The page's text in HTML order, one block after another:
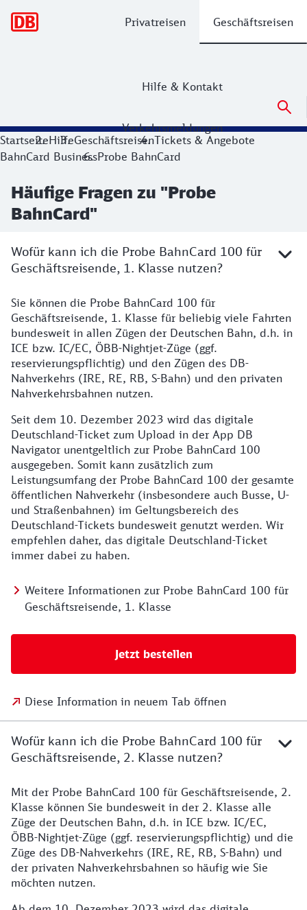
Privatreisen Geschäftsreisen
Hilfe & Kontakt
Verkehrsmeldungen
StartseiteHilfeGeschäftsreisenTickets & Angebote
BahnCard BusinessProbe BahnCard
Häufige Fragen zu "Probe
BahnCard"
Wofür kann ich die Probe BahnCard 100 für
Geschäftsreisende, 1. Klasse nutzen?
Sie können die Probe BahnCard 100 für
Geschäftsreisende, 1. Klasse für beliebig viele Fahrten
bundesweit in allen Zügen der Deutschen Bahn, d.h. in
ICE bzw. IC/EC, ÖBB-Nightjet-Züge (ggf.
reservierungspflichtig) und den Zügen des DB-
Nahverkehrs (IRE, RE, RB, S-Bahn) und den privaten
Nahverkehrsbahnen nutzen.
Seit dem 10. Dezember 2023 wird das digitale
Deutschland-Ticket zum Upload in der App DB
Navigator unentgeltlich zur Probe BahnCard 100
ausgegeben. Somit kann zusätzlich zum
Leistungsumfang der Probe BahnCard 100 der gesamte
öffentlichen Nahverkehr (insbesondere auch Busse, U-
und Straßenbahnen) im Geltungsbereich des
Deutschland-Tickets bundesweit genutzt werden. Wir
empfehlen daher, das digitale Deutschland-Ticket
immer dabei zu haben.
Weitere Informationen zur Probe BahnCard 100 für
Geschäftsreisende, 1. Klasse
Jetzt bestellen
Diese Information in neuem Tab öffnen
Wofür kann ich die Probe BahnCard 100 für
Geschäftsreisende, 2. Klasse nutzen?
Mit der Probe BahnCard 100 für Geschäftsreisende, 2.
Klasse können Sie bundesweit in der 2. Klasse alle
Züge der Deutschen Bahn, d.h. in ICE bzw. IC/EC,
ÖBB-Nightjet-Züge (ggf. reservierungspflichtig) und die
Züge des DB-Nahverkehrs (IRE, RE, RB, S-Bahn) und
der privaten Nahverkehrsbahnen so häufig wie Sie
möchten nutzen.